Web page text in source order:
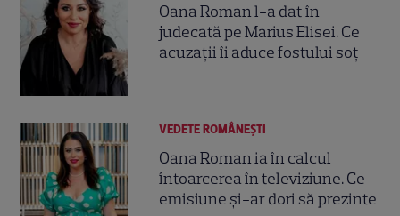
Oana Roman l-a dat în
judecată pe Marius Elisei. Ce
acuzații îi aduce fostului soț
VEDETE ROMÂNEŞTI
Oana Roman ia în calcul
întoarcerea în televiziune. Ce
emisiune și-ar dori să prezinte